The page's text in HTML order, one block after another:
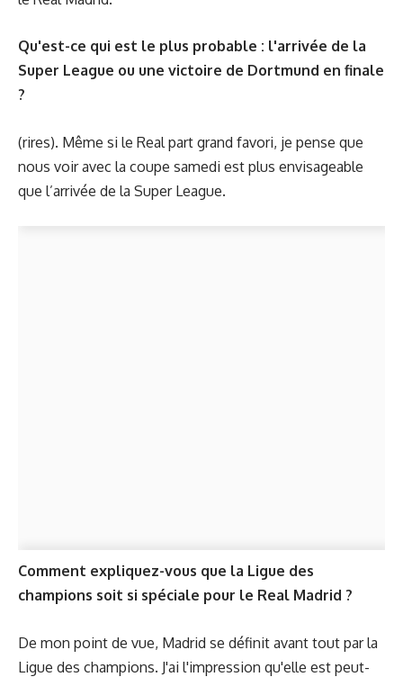
Qu'est-ce qui est le plus probable : l'arrivée de la
Super League ou une victoire de Dortmund en finale
?
(rires). Même si le Real part grand favori, je pense que
nous voir avec la coupe samedi est plus envisageable
que l’arrivée de la Super League.
Comment expliquez-vous que la Ligue des
champions soit si spéciale pour le Real Madrid ?
De mon point de vue, Madrid se définit avant tout par la
Ligue des champions. J'ai l'impression qu'elle est peut-